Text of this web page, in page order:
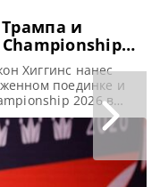
и
Хиггинс нанес
поединке и
2026 в
Джон Хиггинс
мировом рейтинге
Players
в 60-й